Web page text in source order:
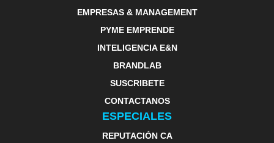
EMPRESAS & MANAGEMENT
PYME EMPRENDE
INTELIGENCIA E&N
BRANDLAB
SUSCRIBETE
CONTACTANOS
ESPECIALES
REPUTACIÓN CA